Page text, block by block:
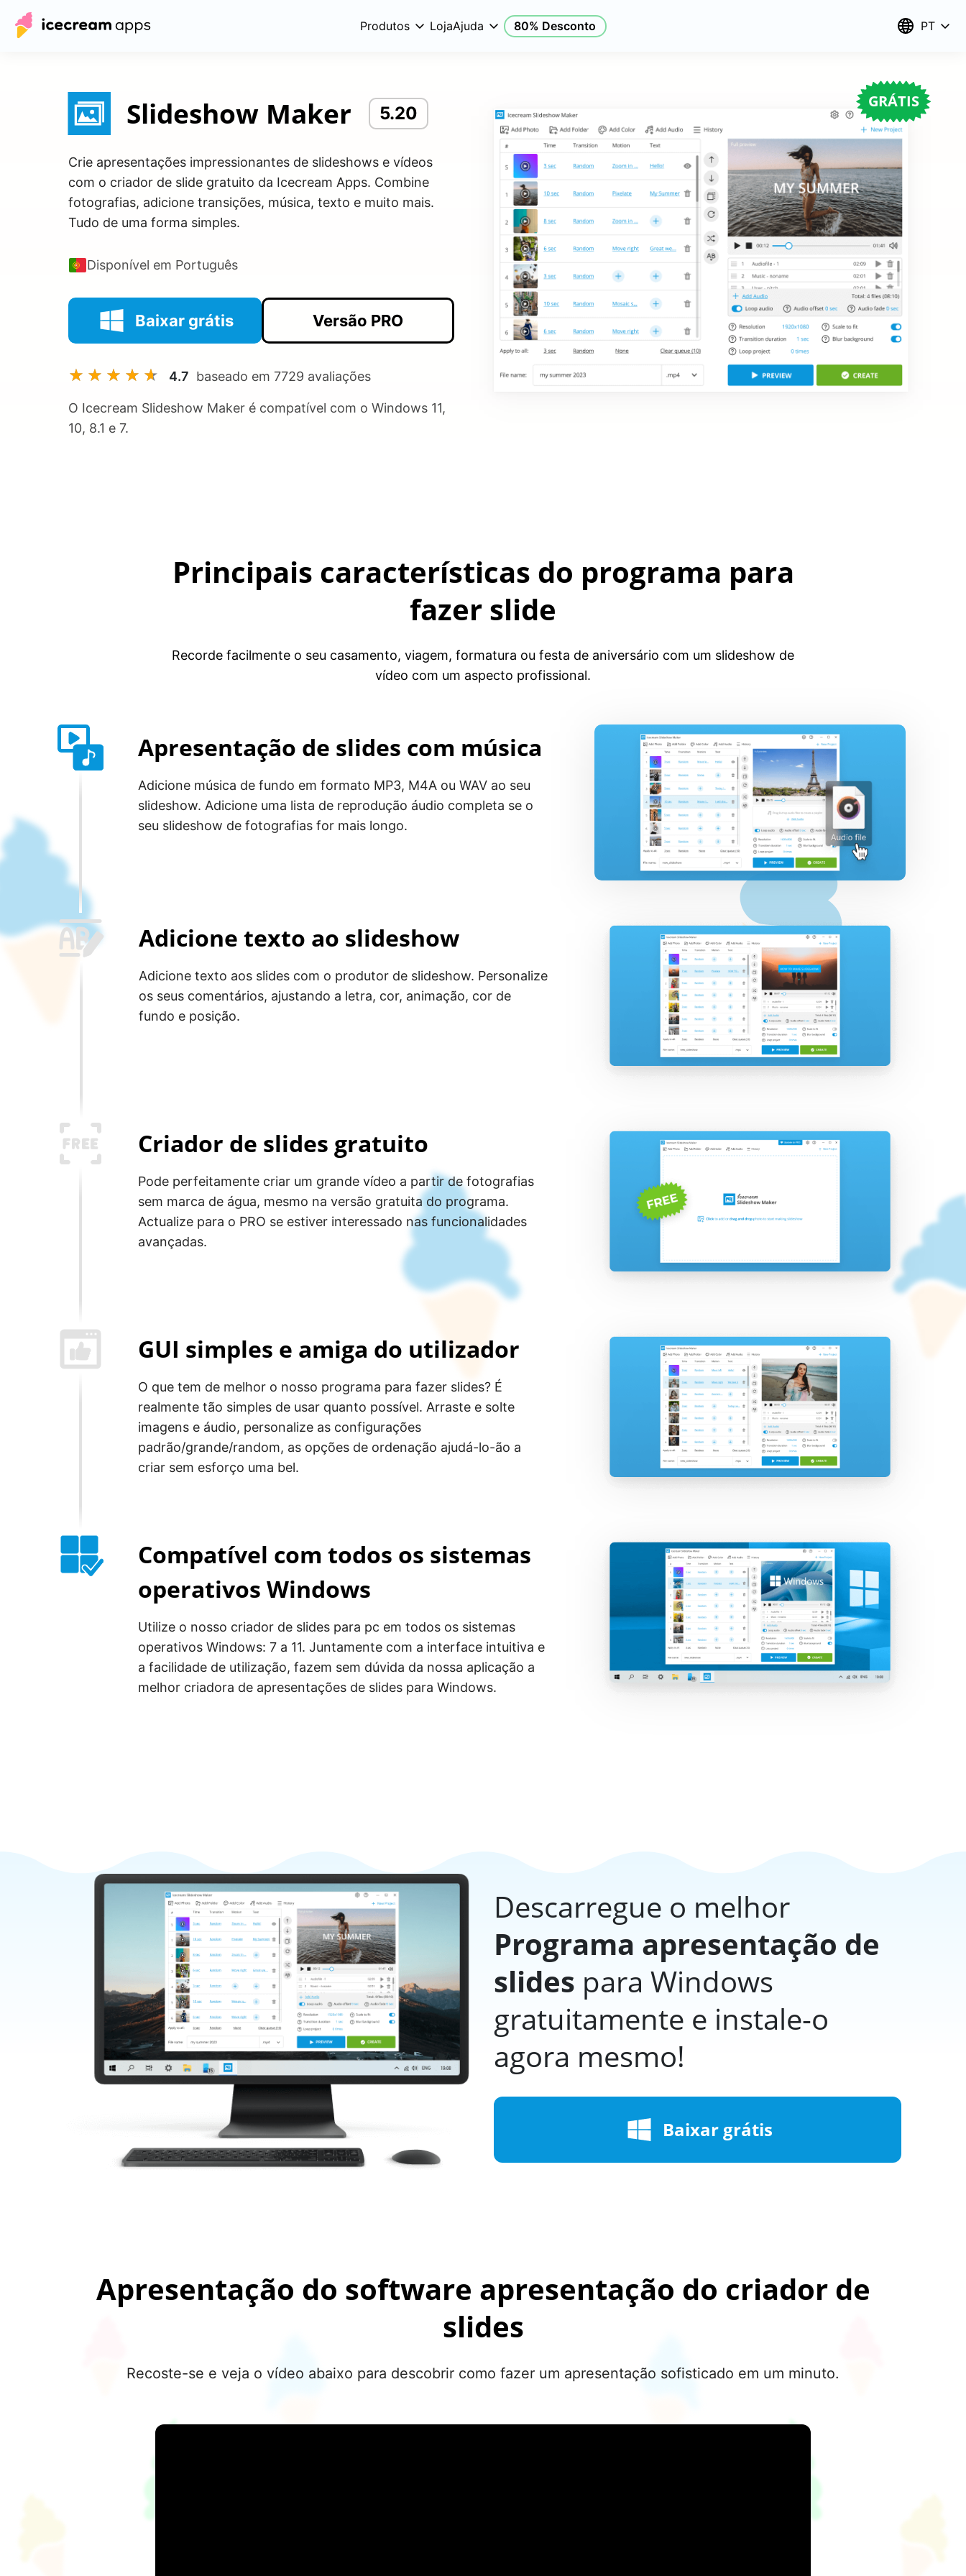
Produtos LojaAjuda 80% Desconto PT
Slideshow Maker 5.20
Crie apresentações impressionantes de slideshows e vídeos
com o criador de slide gratuito da Icecream Apps. Combine
fotografias, adicione transições, música, texto e muito mais.
Tudo de uma forma simples.
Disponível em Português
Baixar grátis Versão PRO
4.7 baseado em 7729 avaliações
O Icecream Slideshow Maker é compatível com o Windows 11,
10, 8.1 e 7.
GRÁTIS
Principais características do programa para
fazer slide
Recorde facilmente o seu casamento, viagem, formatura ou festa de aniversário com um slideshow de
vídeo com um aspecto profissional.
Apresentação de slides com música
Adicione música de fundo em formato MP3, M4A ou WAV ao seu
slideshow. Adicione uma lista de reprodução áudio completa se o
seu slideshow de fotografias for mais longo.
Adicione texto ao slideshow
Adicione texto aos slides com o produtor de slideshow. Personalize
os seus comentários, ajustando a letra, cor, animação, cor de
fundo e posição.
Criador de slides gratuito
Pode perfeitamente criar um grande vídeo a partir de fotografias
sem marca de água, mesmo na versão gratuita do programa.
Actualize para o PRO se estiver interessado nas funcionalidades
avançadas.
GUI simples e amiga do utilizador
O que tem de melhor o nosso programa para fazer slides? É
realmente tão simples de usar quanto possível. Arraste e solte
imagens e áudio, personalize as configurações
padrão/grande/random, as opções de ordenação ajudá-lo-ão a
criar sem esforço uma bel.
Compatível com todos os sistemas
operativos Windows
Utilize o nosso criador de slides para pc em todos os sistemas
operativos Windows: 7 a 11. Juntamente com a interface intuitiva e
a facilidade de utilização, fazem sem dúvida da nossa aplicação a
melhor criadora de apresentações de slides para Windows.
Descarregue o melhor
Programa apresentação de
slides para Windows
gratuitamente e instale-o
agora mesmo!
Baixar grátis
Apresentação do software apresentação do criador de
slides
Recoste-se e veja o vídeo abaixo para descobrir como fazer um apresentação sofisticado em um minuto.